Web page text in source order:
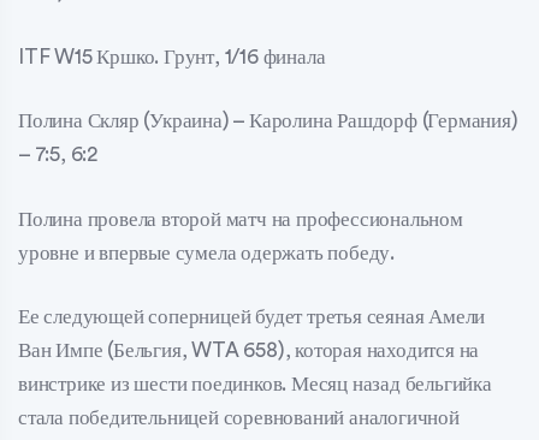
ITF W15 Кршко. Грунт, 1/16 финала
Полина Скляр (Украина) – Каролина Рашдорф (Германия)
– 7:5, 6:2
Полина провела второй матч на профессиональном
уровне и впервые сумела одержать победу.
Ее следующей соперницей будет третья сеяная Амели
Ван Импе (Бельгия, WTA 658), которая находится на
винстрике из шести поединков. Месяц назад бельгийка
стала победительницей соревнований аналогичной